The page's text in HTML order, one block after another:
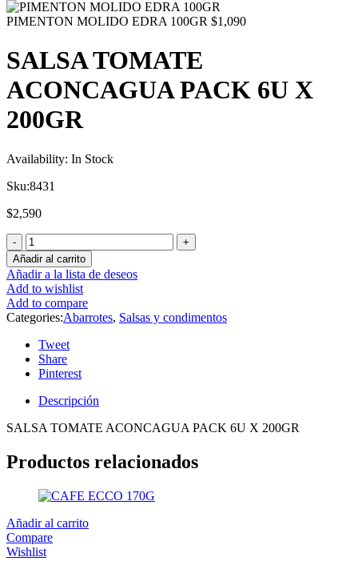
PIMENTON MOLIDO EDRA 100GR $1,090
SALSA TOMATE
ACONCAGUA PACK 6U X
200GR
Availability: In Stock
Sku:8431
$2,590
Añadir al carrito
Añadir a la lista de deseos
Add to wishlist
Add to compare
Categories:Abarrotes, Salsas y condimentos
Tweet
Share
Pinterest
Descripción
SALSA TOMATE ACONCAGUA PACK 6U X 200GR
Productos relacionados
Añadir al carrito
Compare
Wishlist